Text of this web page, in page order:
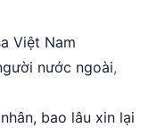
Việt Nam
nước ngoài,
bao lâu xin lại